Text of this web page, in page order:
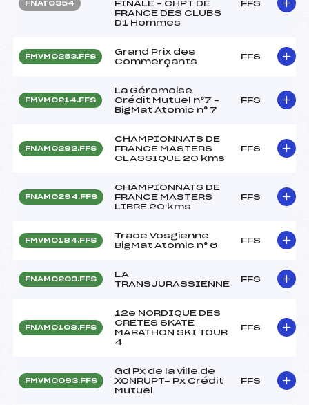
FNAT0354
FINALE – CHPT DE
FRANCE DES CLUBS
D1 Hommes
FFS
FMVM0253.FFS
Grand Prix des
Commerçants
FFS
FMVM0214.FFS
La Géromoise
Crédit Mutuel n°7 –
BigMat Atomic n° 7
FFS
FNAM0292.FFS
CHAMPIONNATS DE
FRANCE MASTERS
CLASSIQUE 20 kms
FFS
FNAM0294.FFS
CHAMPIONNATS DE
FRANCE MASTERS
LIBRE 20 kms
FFS
FMVM0184.FFS
Trace Vosgienne
BigMat Atomic n° 6
FFS
FNAM0203.FFS
LA
TRANSJURASSIENNE
FFS
FNAM0108.FFS
12e NORDIQUE DES
CRETES SKATE
MARATHON SKI TOUR
4
FFS
FMVM0093.FFS
Gd Px de la ville de
XONRUPT- Px Crédit
Mutuel
FFS